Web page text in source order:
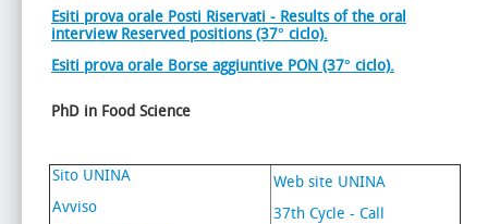
Esiti prova orale Posti Riservati - Results of the oral
interview Reserved positions (37° ciclo).
Esiti prova orale Borse aggiuntive PON (37° ciclo).
PhD in Food Science
Sito UNINA
Avviso
Web site UNINA
37th Cycle - Call